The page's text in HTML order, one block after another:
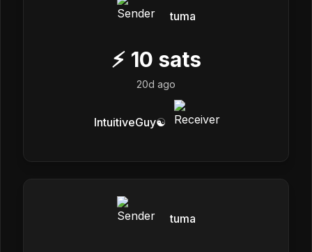
tuma
⚡ 10 sats
20d ago
IntuitiveGuy☯️
tuma